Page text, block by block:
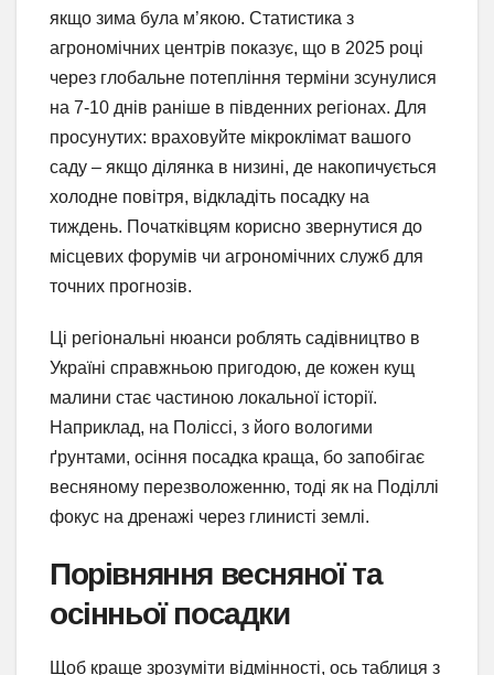
якщо зима була м’якою. Статистика з
агрономічних центрів показує, що в 2025 році
через глобальне потепління терміни зсунулися
на 7-10 днів раніше в південних регіонах. Для
просунутих: враховуйте мікроклімат вашого
саду – якщо ділянка в низині, де накопичується
холодне повітря, відкладіть посадку на
тиждень. Початківцям корисно звернутися до
місцевих форумів чи агрономічних служб для
точних прогнозів.
Ці регіональні нюанси роблять садівництво в
Україні справжньою пригодою, де кожен кущ
малини стає частиною локальної історії.
Наприклад, на Поліссі, з його вологими
ґрунтами, осіння посадка краща, бо запобігає
весняному перезволоженню, тоді як на Поділлі
фокус на дренажі через глинисті землі.
Порівняння весняної та
осінньої посадки
Щоб краще зрозуміти відмінності, ось таблиця з